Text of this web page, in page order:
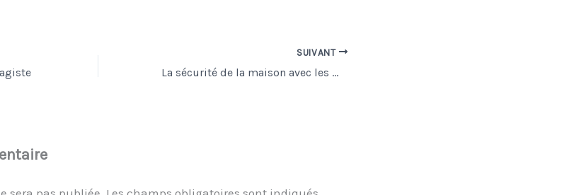
SUIVANT
La sécurité de la maison avec les mini-dômes